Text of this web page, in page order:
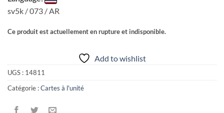
sv5k / 073 / AR
Ce produit est actuellement en rupture et indisponible.
Add to wishlist
UGS : 14811
Catégorie :Cartes à l'unité